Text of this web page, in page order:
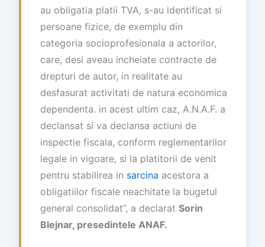
au obligatia platii TVA, s-au identificat si
persoane fizice, de exemplu din
categoria socioprofesionala a actorilor,
care, desi aveau incheiate contracte de
drepturi de autor, in realitate au
desfasurat activitati de natura economica
dependenta. in acest ultim caz, A.N.A.F. a
declansat si va declansa actiuni de
inspectie fiscala, conform reglementarilor
legale in vigoare, si la platitorii de venit
pentru stabilirea in sarcina acestora a
obligatiilor fiscale neachitate la bugetul
general consolidat”, a declarat Sorin
Blejnar, presedintele ANAF.